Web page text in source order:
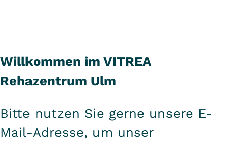
Willkommen im VITREA
Rehazentrum Ulm
Bitte nutzen Sie gerne unsere E-
Mail-Adresse, um unser